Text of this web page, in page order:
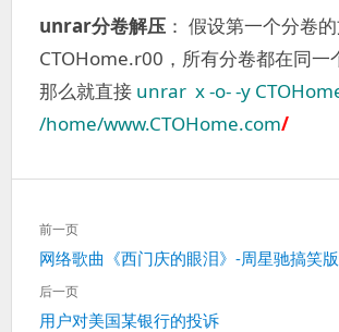
unrar分卷解压 ： 假设第一个分卷
CTOHome.r00，所有分卷都在同一
那么就直接 unrar x -o- -y
/home/www.CTOHome.com/
文
章
导
航
前一页
上
一
网络歌曲《西门庆的眼泪》-周星驰搞笑版
后一页
下
用户对美国某银行的投诉